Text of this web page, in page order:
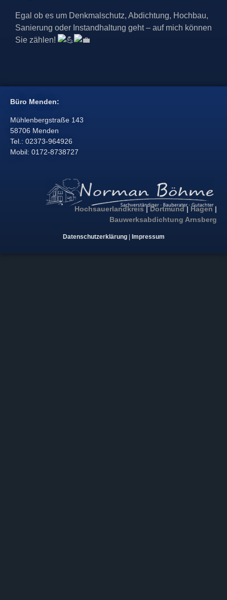
Egal ob es um Denkmalschutz, Abdichtung, Hochbau,
Sanierung oder Instandhaltung geht – auf mich können
Sie zählen!
Büro Menden:
Mühlenbergstraße 143
58706 Menden
Tel.: 02373-964926
Mobil: 0172-8738727
Hochsauerlandkreis|Dortmund| Hagen |
Bauwerksabdichtung Arnsberg
Datenschutzerklärung| Impressum